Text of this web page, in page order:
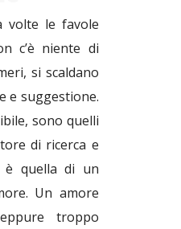
volte le favole
c’è niente di
si scaldano
e suggestione.
sono quelli
di ricerca e
è quella di un
Un amore
troppo